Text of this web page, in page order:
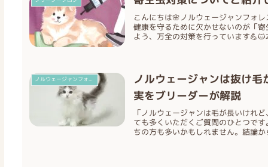
こんにちは🌸ノルウェージャンフォ
健康を守るために欠かせないのが「
よう、万全の対策を行っています💪🐱
ノルウェージャンフォレストキャット
ノルウェージャンは抜け
実をブリーダーが解説
「ノルウェージャンは毛が長いけれ
ても多くいただくご質問のひとつで
ちの方も多いかもしれません。結論か